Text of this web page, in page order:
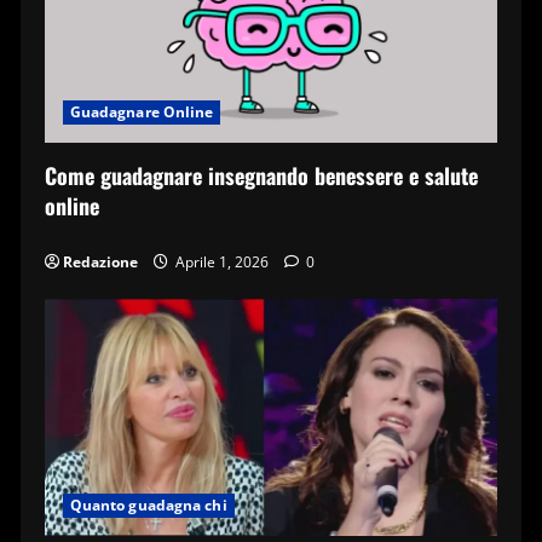
Guadagnare Online
Come guadagnare insegnando benessere e salute
online
Redazione Aprile 1, 2026 0
Quanto guadagna chi